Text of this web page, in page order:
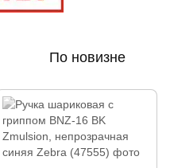
По новизне